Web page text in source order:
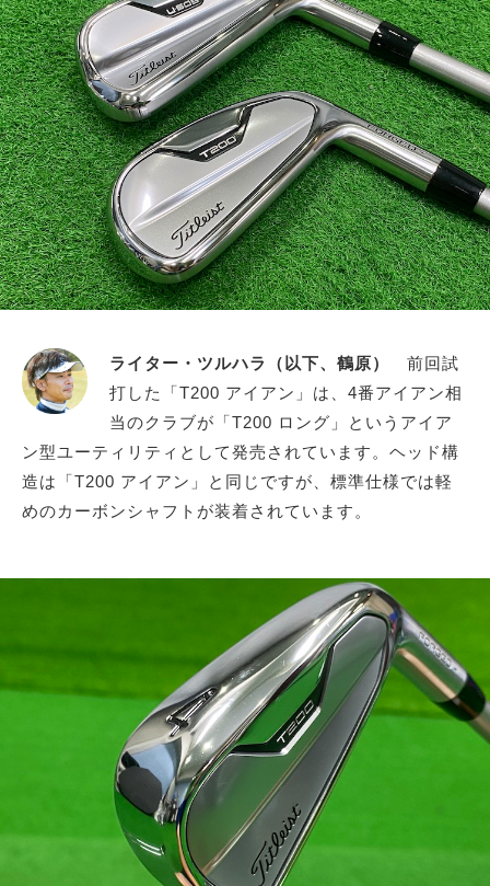
ライター・ツルハラ（以下、鶴原）
前回試
打した「T200 アイアン」は、4番アイアン相
当のクラブが「T200 ロング」というアイア
ン型ユーティリティとして発売されています。ヘッド構
造は「T200 アイアン」と同じですが、標準仕様では軽
めのカーボンシャフトが装着されています。